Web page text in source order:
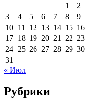
1
2
3
4 5 6 7 8
9
10 11 12 13 14 15 16
17 18 19 20 21 22 23
24 25 26 27 28 29 30
31
« Июл
Рубрики